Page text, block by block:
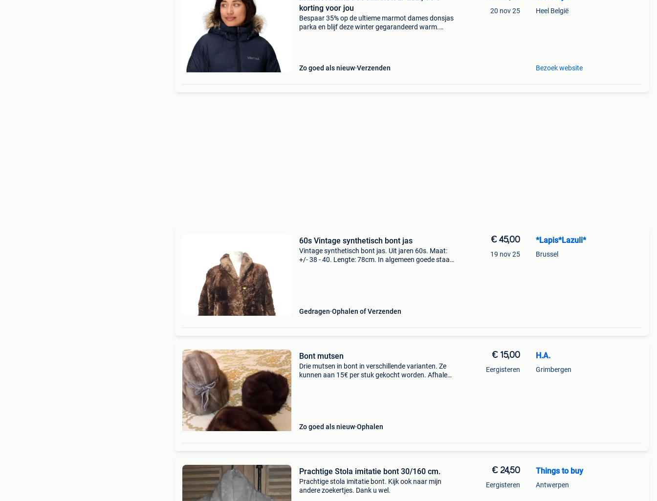
korting voor jou
Bespaar 35% op de ultieme marmot dames donsjas
parka en blijf deze winter gegarandeerd warm.
Zo goed als nieuw Verzenden
20 nov 25 Heel België
Bezoek website
60s Vintage synthetisch bont jas
Vintage synthetisch bont jas. Uit jaren 60s. Maat:
+/- 38 - 40. Lengte: 78cm. In algemeen goede staat
Gedragen Ophalen of Verzenden
€ 45,00
19 nov 25
*Lapis*Lazuli*
Brussel
Bont mutsen
Drie mutsen in bont in verschillende varianten. Ze
kunnen aan 15€ per stuk gekocht worden. Afhalen
Zo goed als nieuw Ophalen
€ 15,00
Eergisteren
H.A.
Grimbergen
Prachtige Stola imitatie bont 30/160 cm.
Prachtige stola imitatie bont. Kijk ook naar mijn
andere zoekertjes. Dank u wel.
€ 24,50
Eergisteren
Things to buy
Antwerpen